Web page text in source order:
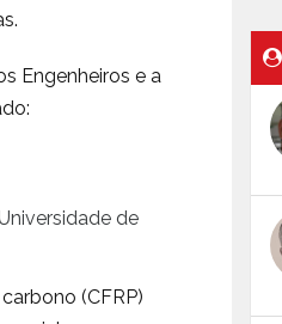
Engenheiros e a
de
(CFRP)